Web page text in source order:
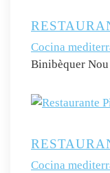
Cocina
Binibèquer Nou
Cocina